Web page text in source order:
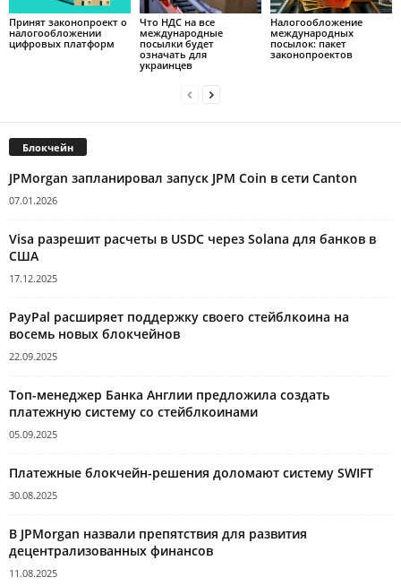
Принят законопроект о
налогообложении
цифровых платформ
Что НДС на все
международные
посылки будет
означать для
украинцев
Налогообложение
международных
посылок: пакет
законопроектов
Блокчейн
JPMorgan запланировал запуск JPM Coin в сети Canton
07.01.2026
Visa разрешит расчеты в USDC через Solana для банков в
США
17.12.2025
PayPal расширяет поддержку своего стейблкоина на
восемь новых блокчейнов
22.09.2025
Топ-менеджер Банка Англии предложила создать
платежную систему со стейблкоинами
05.09.2025
Платежные блокчейн-решения доломают систему SWIFT
30.08.2025
В JPMorgan назвали препятствия для развития
децентрализованных финансов
11.08.2025